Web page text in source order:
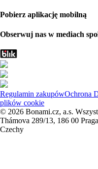
Pobierz aplikację mobilną
Obserwuj nas w mediach
Regulamin zakupówOchrona
plików cookie
© 2026 Bonami.cz, a.s.
Thámova 289/13, 186 00 Praga
Czechy